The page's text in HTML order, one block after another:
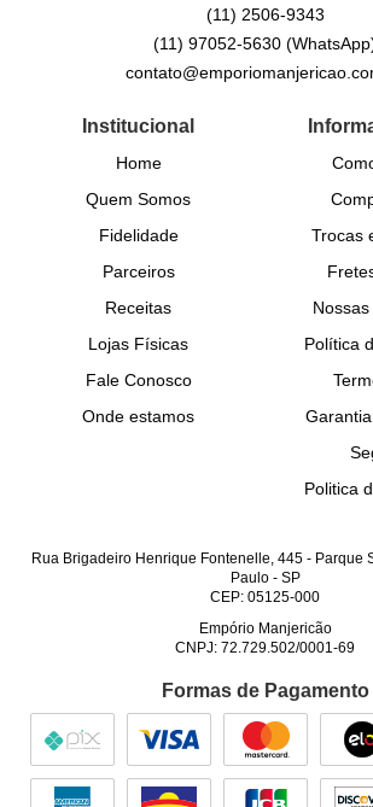
(11) 2506-9343
(11) 97052-5630
Institucional
Home
Quem Somos
Fidelidade
Parceiros
Receitas
Lojas Físicas
Fale Conosco
Onde estamos
Trocas
Política
Politica
Rua Brigadeiro Henrique Fontenelle, 445 - Parque
Paulo- SP
CEP: 05125-000
Empório Manjericão
CNPJ: 72.729.502/0001-69
Formas de Pagamento